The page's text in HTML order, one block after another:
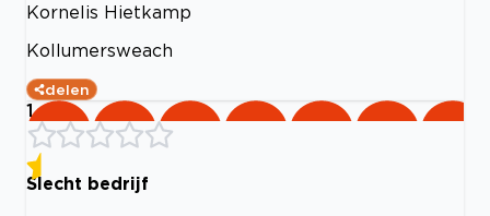
Kornelis Hietkamp
Kollumersweach
delen
1
Slecht bedrijf